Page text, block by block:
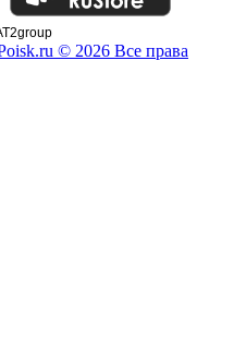
© 2026 Все права